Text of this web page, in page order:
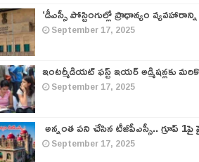
‘డీఎస్సీ పోస్టింగుల్లో ప్రాధాన్యం
September 17, 2025
ఇంటర్మీడియట్ ఫస్ట్‌ ఇయర్‌ అడ్మిషన్లకు
September 17, 2025
అన్నంత పని చేసిన టీజీపీఎస్సీ.. గ్రూప్‌
September 17, 2025